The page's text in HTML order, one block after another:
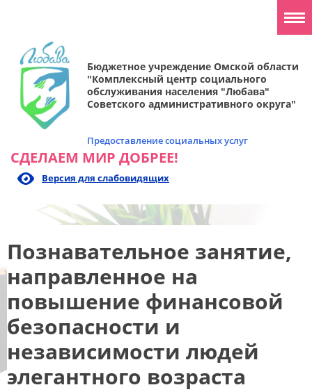
Бюджетное учреждение Омской области
"Комплексный центр социального
обслуживания населения "Любава"
Советского административного округа"
Предоставление социальных услуг
СДЕЛАЕМ МИР ДОБРЕЕ!
Версия для слабовидящих
Познавательное занятие,
направленное на
повышение финансовой
безопасности и
независимости людей
элегантного возраста